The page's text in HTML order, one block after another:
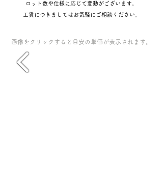
ロット数や仕様に応じて変動がございます。
工賃につきましては​お気軽にご相談ください。
​画像をクリックすると目安の単価が表示されます。